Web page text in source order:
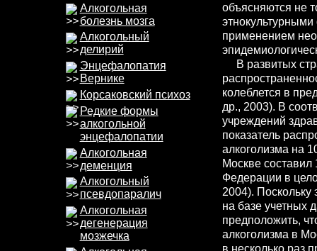
Алкогольная
болезнь мозга
Алкогольный
делирий
Энцефалопатия
Вернике
Корсаковский психоз
Редкие формы
алкогольной
энцефалопатии
Алкогольная
деменция
Алкогольный
псевдопаралич
Алкогольная
дегенерация
мозжечка
объясняются не
применением
В развитых
колеблется в
др., 2003). В
учреждений
показатель
алкоголизма на
Москве составил
Федерации в
2004). Поскольку
на базе учетных
предположить,
алкоголизма в
в несколько раз